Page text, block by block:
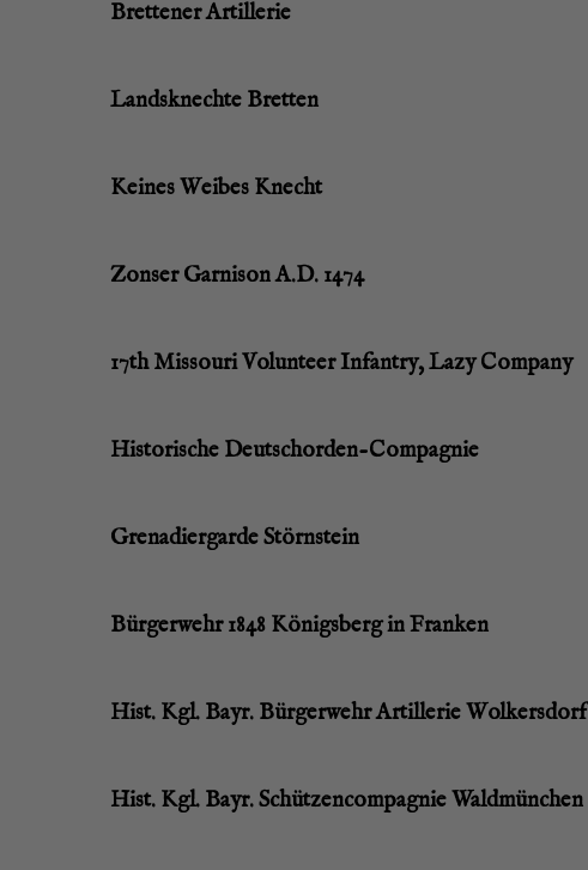
Brett­e­ner Artillerie
Lands­knech­te Bretten
Kei­nes Wei­bes Knecht
Zon­ser Gar­ni­son A.D. 1474
17th Mis­sou­ri Vol­un­teer Inf­an­try, Lazy Company
His­to­ri­sche Deutschorden-Compagnie
Gre­na­dier­gar­de Störnstein
Bür­ger­wehr 1848 Königs­berg in Franken
Hist. Kgl. Bayr. Bür­ger­wehr Artil­le­rie Wolkersdorf
Hist. Kgl. Bayr. Schüt­zen­com­pa­gnie Waldmünchen